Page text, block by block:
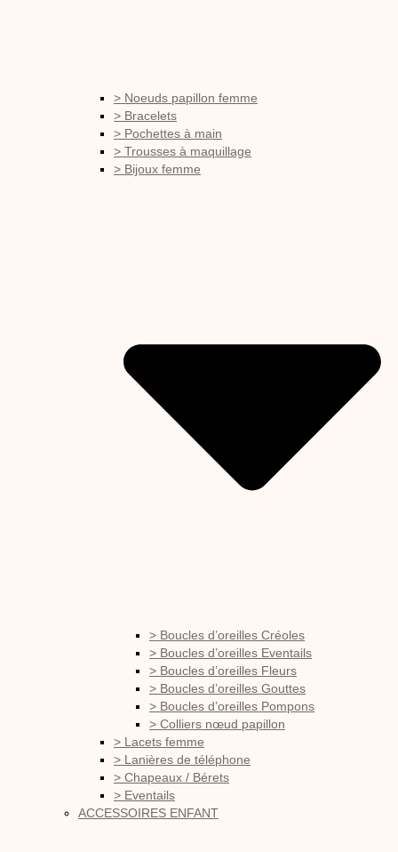
> Noeuds papillon femme
> Bracelets
> Pochettes à main
> Trousses à maquillage
> Bijoux femme
> Boucles d’oreilles Créoles
> Boucles d’oreilles Eventails
> Boucles d’oreilles Fleurs
> Boucles d’oreilles Gouttes
> Boucles d’oreilles Pompons
> Colliers nœud papillon
> Lacets femme
> Lanières de téléphone
> Chapeaux / Bérets
> Eventails
ACCESSOIRES ENFANT